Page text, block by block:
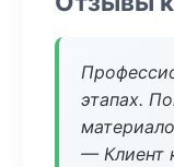
этапах.
— Клиент